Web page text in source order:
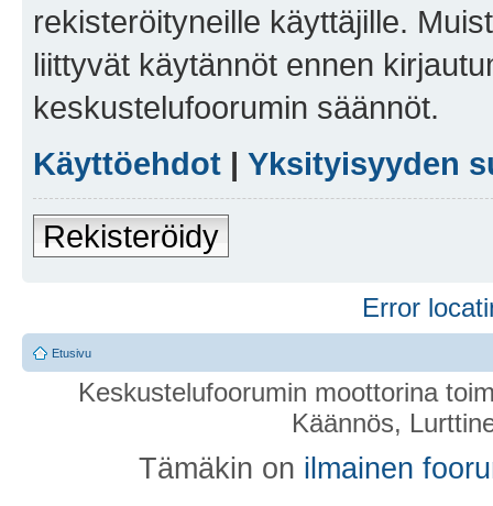
rekisteröityneille käyttäjille.
liittyvät käytännöt ennen
keskustelufoorumin säännöt.
Käyttöehdot | Yksityisyyden
Rekisteröidy
Error
Etusivu
Keskustelufoorumin moottorina
Käännös,
Tämäkin on ilmainen